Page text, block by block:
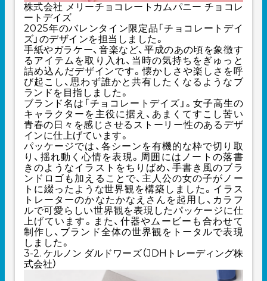
株式会社 メリーチョコレートカムパニー チョコレ
ートデイズ
2025年のバレンタイン限定品「チョコレートデイ
ズ」のデザインを担当しました。
手紙やガラケー、音楽など、平成のあの頃を象徴す
るアイテムを取り入れ、当時の気持ちをぎゅっと
詰め込んだデザインです。懐かしさや楽しさを呼
び起こし、思わず誰かと共有したくなるようなブ
ランドを目指しました。
ブランド名は「チョコレートデイズ」。女子高生の
キャラクターを主役に据え、あまくてすこし苦い
青春の日々を感じさせるストーリー性のあるデザ
インに仕上げています。
パッケージでは、各シーンを有機的な枠で切り取
り、揺れ動く心情を表現。周囲にはノートの落書
きのようなイラストをちりばめ、手書き風のブラ
ンドロゴも加えることで、主人公の女の子がノー
トに綴ったような世界観を構築しました。イラス
トレーターのかなたかなえさんを起用し、カラフ
ルで可愛らしい世界観を表現したパッケージに仕
上げています。また、什器やムービーも合わせて
制作し、ブランド全体の世界観をトータルで表現
しました。
3-2. ケルノン ダルドワーズ（JDHトレーディング株
式会社）